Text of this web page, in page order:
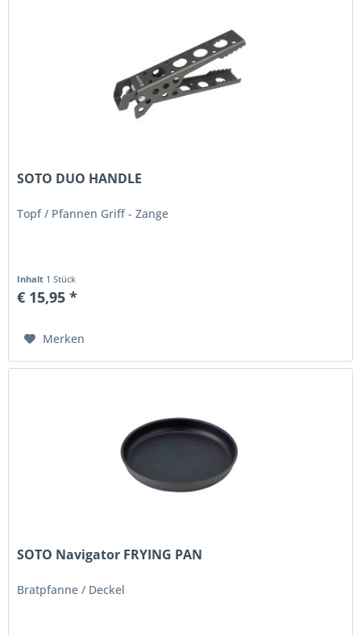
SOTO DUO HANDLE
Topf / Pfannen Griff - Zange
Inhalt 1 Stück
€ 15,95 *
Merken
SOTO Navigator FRYING PAN
Bratpfanne / Deckel